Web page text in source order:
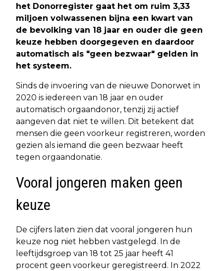
het Donorregister gaat het om ruim 3,33
miljoen volwassenen bijna een kwart van
de bevolking van 18 jaar en ouder die geen
keuze hebben doorgegeven en daardoor
automatisch als "geen bezwaar" gelden in
het systeem.
Sinds de invoering van de nieuwe Donorwet in
2020 is iedereen van 18 jaar en ouder
automatisch orgaandonor, tenzij zij actief
aangeven dat niet te willen. Dit betekent dat
mensen die geen voorkeur registreren, worden
gezien als iemand die geen bezwaar heeft
tegen orgaandonatie.
Vooral jongeren maken geen
keuze
De cijfers laten zien dat vooral jongeren hun
keuze nog niet hebben vastgelegd. In de
leeftijdsgroep van 18 tot 25 jaar heeft 41
procent geen voorkeur geregistreerd. In 2022